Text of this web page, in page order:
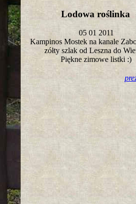
Lodowa roślinka
05 01 2011
Kampinos Mostek na kanale
zółty szlak od Leszna do
Piękne zimowe listki :)